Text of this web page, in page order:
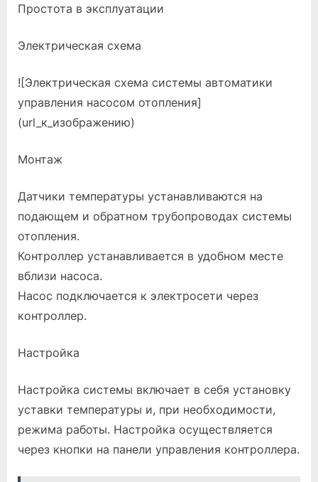
Простота в эксплуатации
Электрическая схема
![Электрическая схема системы автоматики
управления насосом отопления]
(url_к_изображению)
Монтаж
Датчики температуры устанавливаются на
подающем и обратном трубопроводах системы
отопления.
Контроллер устанавливается в удобном месте
вблизи насоса.
Насос подключается к электросети через
контроллер.
Настройка
Настройка системы включает в себя установку
уставки температуры и, при необходимости,
режима работы. Настройка осуществляется
через кнопки на панели управления контроллера.